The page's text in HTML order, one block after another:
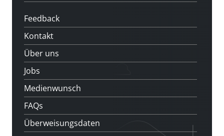
Feedback
Kontakt
Über uns
Jobs
Medienwunsch
FAQs
Überweisungsdaten